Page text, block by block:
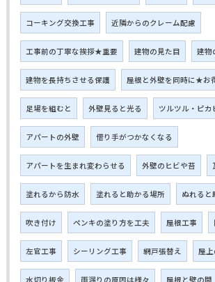
コーキング交換工事 近隣からのクレーム配慮
工事前の丁寧な挨拶★重要 建物の見た目 建物
建物を長持ちさせる保護 屋根と外壁を同時に★お
足場を組むと 外壁見ると光る ツルツル・ピカ
アパートの外壁 借り手がつかなくなる
アパートを生まれ変わらせる 外壁のヒビや苔
塗れるから防水 塗れると助かる場所 ぬれると
吹き付け ペンキの塗り方を工夫 屋根工事
左官工事 シーリング工事 網戸張替え 屋
水切り板金 雨漏りの原因は様々 屋根と壁の間